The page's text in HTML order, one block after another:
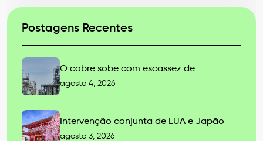
Postagens Recentes
O cobre sobe com escassez de
agosto 4, 2026
Intervenção conjunta de EUA e Japão
agosto 3, 2026